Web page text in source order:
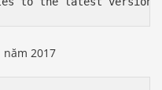
năm 2017